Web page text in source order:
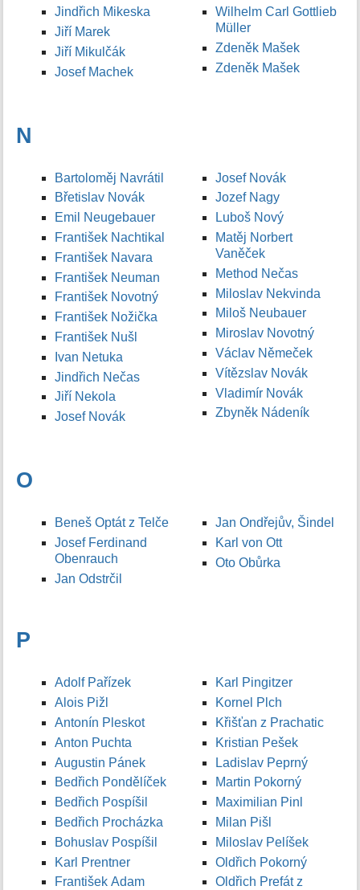
Jindřich Mikeska
Jiří Marek
Jiří Mikulčák
Josef Machek
Wilhelm Carl Gottlieb
Müller
Zdeněk Mašek
Zdeněk Mašek
N
Bartoloměj Navrátil
Břetislav Novák
Emil Neugebauer
František Nachtikal
František Navara
František Neuman
František Novotný
František Nožička
František Nušl
Ivan Netuka
Jindřich Nečas
Jiří Nekola
Josef Novák
Josef Novák
Jozef Nagy
Luboš Nový
Matěj Norbert
Vaněček
Method Nečas
Miloslav Nekvinda
Miloš Neubauer
Miroslav Novotný
Václav Němeček
Vítězslav Novák
Vladimír Novák
Zbyněk Nádeník
O
Beneš Optát z Telče
Josef Ferdinand
Obenrauch
Jan Odstrčil
Jan Ondřejův, Šindel
Karl von Ott
Oto Obůrka
P
Adolf Pařízek
Alois Pižl
Antonín Pleskot
Anton Puchta
Augustin Pánek
Bedřich Pondělíček
Bedřich Pospíšil
Bedřich Procházka
Bohuslav Pospíšil
Karl Prentner
František Adam
Karl Pingitzer
Kornel Plch
Křišťan z Prachatic
Kristian Pešek
Ladislav Peprný
Martin Pokorný
Maximilian Pinl
Milan Pišl
Miloslav Pelíšek
Oldřich Pokorný
Oldřich Prefát z